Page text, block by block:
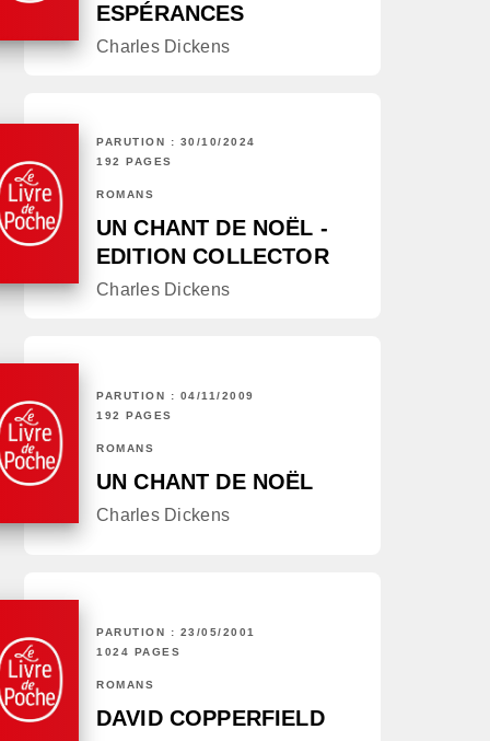
ESPÉRANCES
Charles Dickens
PARUTION : 30/10/2024
192 PAGES
ROMANS
UN CHANT DE NOËL -
EDITION COLLECTOR
Charles Dickens
PARUTION : 04/11/2009
192 PAGES
ROMANS
UN CHANT DE NOËL
Charles Dickens
PARUTION : 23/05/2001
1024 PAGES
ROMANS
DAVID COPPERFIELD